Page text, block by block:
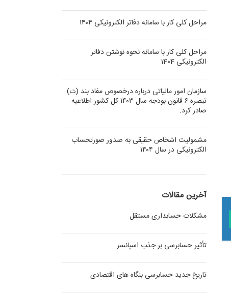
مراحل کلی کار با سامانه دفاتر الکترونیکی ۱۴۰۴
مراحل کلی کار با سامانه نحوه نوشتن دفاتر
الکترونیکی 1404
سازمان امور مالیاتی درباره درخصوص مفاد بند (ت)
تبصره ۶ قانون بودجه سال ۱۴۰۳ کل کشور اطلاعیه
صادر کرد.
مشمولیت اشخاص حقیقی به صدور صورتحساب
الکترونیکی در سال ۱۴۰۴
آخرین مقالات
مشکلات حسابداری مستقل
تأثیر حسابرسی بر جذب اسپانسر
تاریخ جدید حسابرسی بنگاه های اقتصادی